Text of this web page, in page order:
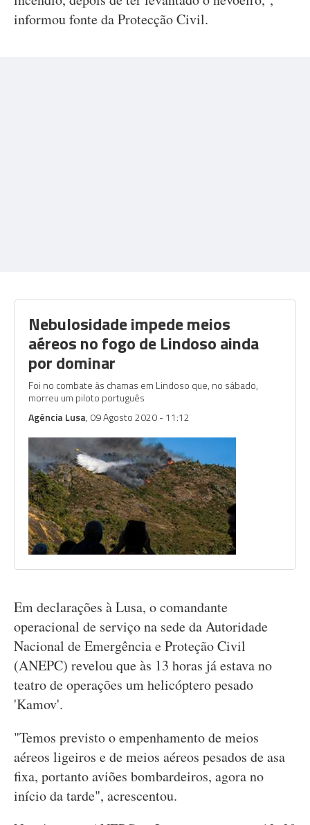
informou fonte da Protecção Civil.
Nebulosidade impede meios
aéreos no fogo de Lindoso ainda
por dominar
Foi no combate às chamas em Lindoso que, no sábado,
morreu um piloto português
Agência Lusa, 09 Agosto 2020 - 11:12
Em declarações à Lusa, o comandante
operacional de serviço na sede da Autoridade
Nacional de Emergência e Proteção Civil
(ANEPC) revelou que às 13 horas já estava no
teatro de operações um helicóptero pesado
'Kamov'.
"Temos previsto o empenhamento de meios
aéreos ligeiros e de meios aéreos pesados de asa
fixa, portanto aviões bombardeiros, agora no
início da tarde", acrescentou.